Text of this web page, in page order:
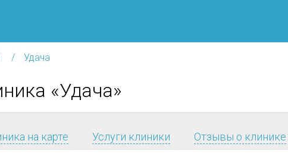
Удача
«Удача»
на карте Услуги клиники Отзывы о клинике